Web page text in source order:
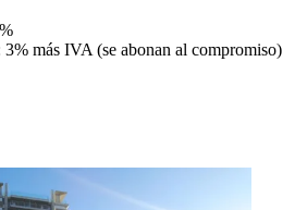
más IVA (se abonan al compromiso)